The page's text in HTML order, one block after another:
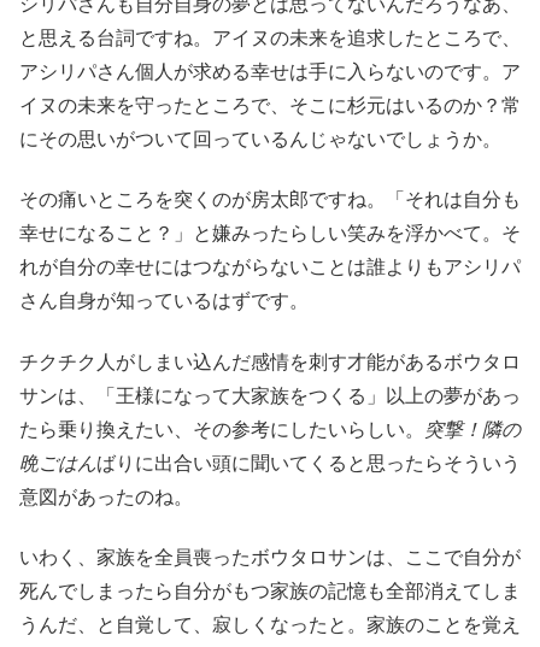
と思える台詞ですね。アイヌの未来を追求したところで、
アシリパさん個人が求める幸せは手に入らないのです。ア
イヌの未来を守ったところで、そこに杉元はいるのか？常
にその思いがついて回っているんじゃないでしょうか。
その痛いところを突くのが房太郎ですね。「それは自分も
幸せになること？」と嫌みったらしい笑みを浮かべて。そ
れが自分の幸せにはつながらないことは誰よりもアシリパ
さん自身が知っているはずです。
チクチク人がしまい込んだ感情を刺す才能があるボウタロ
サンは、「王様になって大家族をつくる」以上の夢があっ
たら乗り換えたい、その参考にしたいらしい。
突撃！隣の
晩ごはんばりに出合い頭に聞いてくると思ったらそういう
意図があったのね。
いわく、家族を全員喪ったボウタロサンは、ここで自分が
死んでしまったら自分がもつ家族の記憶も全部消えてしま
うんだ、と自覚して、寂しくなったと。家族のことを覚え